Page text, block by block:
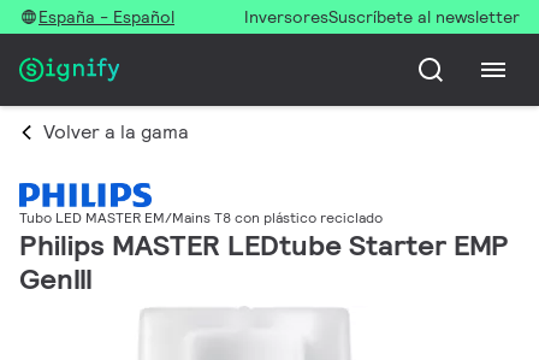
España - Español InversoresSuscríbete al newsletter
Volver a la gama
Tubo LED MASTER EM/Mains T8 con plástico reciclado
Philips MASTER LEDtube Starter EMP
GenIII